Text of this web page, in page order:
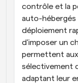
contrôle et la
auto-hébergés
déploiement
d'imposer un
permettent
sélectivement
adaptant leur